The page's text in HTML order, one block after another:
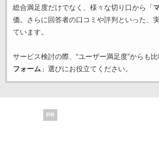
総合満足度だけでなく、様々な切り口から「
価。さらに回答者の口コミや評判といった、
ています。
サービス検討の際、“ユーザー満足度”からも
フォーム」選びにお役立てください。
PR